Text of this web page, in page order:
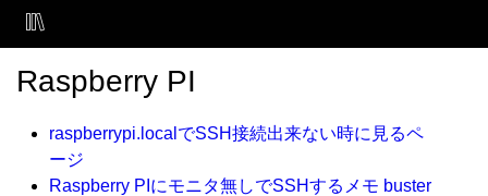
Raspberry PI
raspberrypi.localでSSH接続出来ない時に見るペ
ージ
Raspberry PIにモニタ無しでSSHするメモ buster